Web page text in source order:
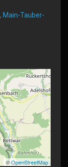
, Main-Tauber-
©OpenStreetMap